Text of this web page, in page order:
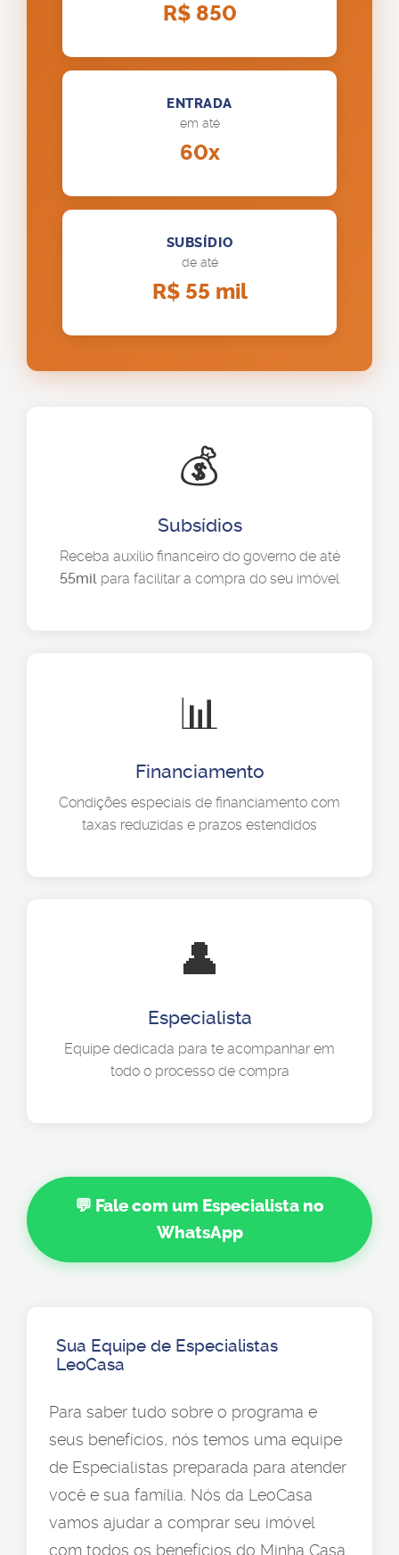
R$ 850
ENTRADA
em até
60x
SUBSÍDIO
de até
R$ 55 mil
💰
Subsídios
Receba auxílio financeiro do governo de até
55mil para facilitar a compra do seu imóvel
📊
Financiamento
Condições especiais de financiamento com
taxas reduzidas e prazos estendidos
👤
Especialista
Equipe dedicada para te acompanhar em
todo o processo de compra
💬 Fale com um Especialista no
WhatsApp
Sua Equipe de Especialistas
LeoCasa
Para saber tudo sobre o programa e
seus benefícios, nós temos uma equipe
de Especialistas preparada para atender
você e sua família. Nós da LeoCasa
vamos ajudar a comprar seu imóvel
com todos os benefícios do Minha Casa